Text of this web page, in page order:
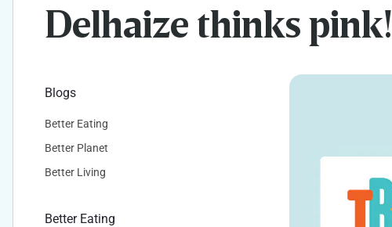
Delhaize thinks pink!
Blogs
Better Eating
Better Planet
Better Living
Better Eating